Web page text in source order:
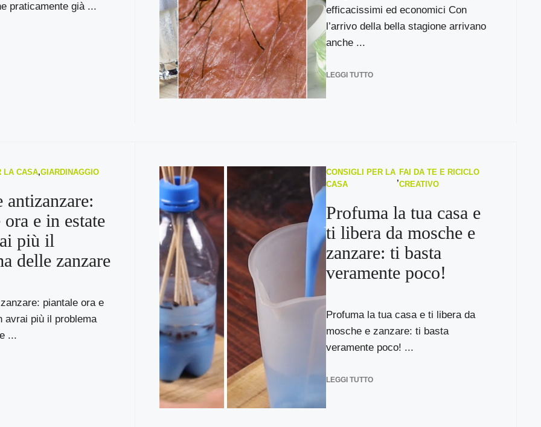
praticamente già ...
efficacissimi ed economici Con
l’arrivo della bella stagione arrivano
anche ...
LEGGI TUTTO
LA CASA,GIARDINAGGIO
antizanzare:
e in estate
più il
delle zanzare
piantale ora e
avrai più il problema
...
CONSIGLI PER LA
CASA
,
FAI DA TE E RICICLO
CREATIVO
Profuma la tua casa e
ti libera da mosche e
zanzare: ti basta
veramente poco!
Profuma la tua casa e ti libera da
mosche e zanzare: ti basta
veramente poco! ...
LEGGI TUTTO